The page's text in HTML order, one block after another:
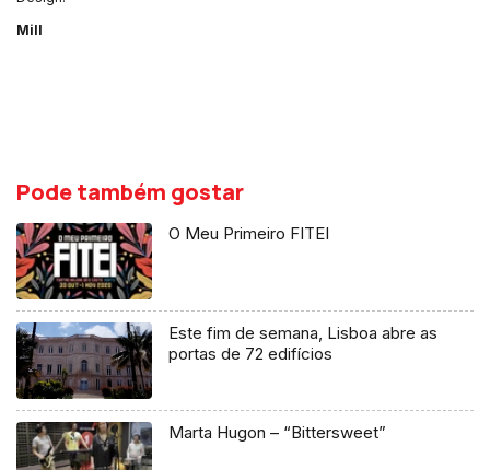
Mill
Pode também gostar
O Meu Primeiro FITEI
Este fim de semana, Lisboa abre as
portas de 72 edifícios
Marta Hugon – “Bittersweet”